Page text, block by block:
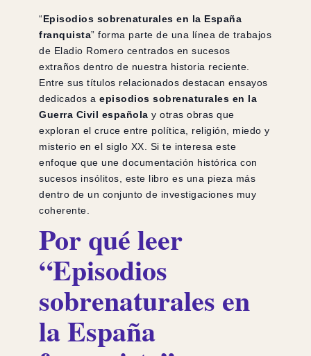
“Episodios sobrenaturales en la España
franquista” forma parte de una línea de trabajos
de Eladio Romero centrados en sucesos
extraños dentro de nuestra historia reciente.
Entre sus títulos relacionados destacan ensayos
dedicados a episodios sobrenaturales en la
Guerra Civil española y otras obras que
exploran el cruce entre política, religión, miedo y
misterio en el siglo XX. Si te interesa este
enfoque que une documentación histórica con
sucesos insólitos, este libro es una pieza más
dentro de un conjunto de investigaciones muy
coherente.
Por qué leer
“Episodios
sobrenaturales en
la España